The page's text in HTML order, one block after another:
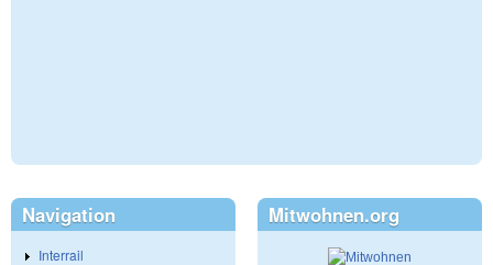
Navigation
Interrail
Mitwohnen.org